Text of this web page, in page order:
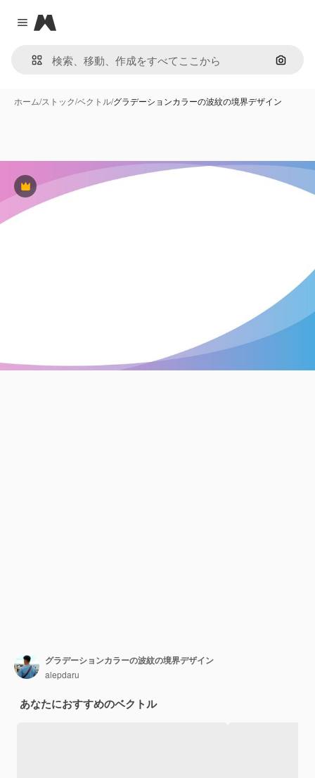
Close menu
Magnific
画像で
ホーム/ストック/ベクトル/グラデーションカラーの波紋の境界デザイン
Premium
グラデーションカラーの波紋の境界デザイン
alepdaru
あなたにおすすめのベクトル